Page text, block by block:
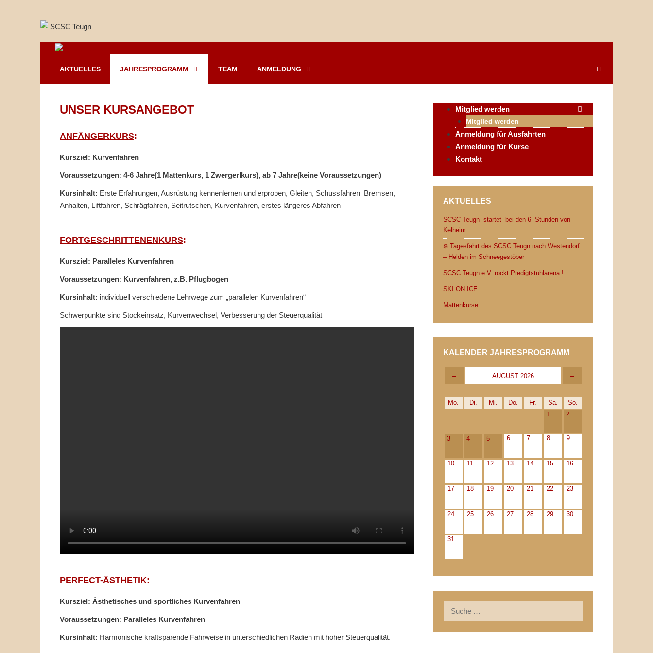
AKTUELLES JAHRESPROGRAMM TEAM ANMELDUNG
UNSER KURSANGEBOT
ANFÄNGERKURS:
Kursziel: Kurvenfahren
Voraussetzungen: 4-6 Jahre(1 Mattenkurs, 1 Zwergerlkurs), ab 7 Jahre(keine Voraussetzungen)
Kursinhalt: Erste Erfahrungen, Ausrüstung kennenlernen und erproben, Gleiten, Schussfahren, Bremsen,
Anhalten, Liftfahren, Schrägfahren, Seitrutschen, Kurvenfahren, erstes längeres Abfahren
FORTGESCHRITTENENKURS:
Kursziel: Paralleles Kurvenfahren
Voraussetzungen: Kurvenfahren, z.B. Pflugbogen
Kursinhalt: individuell verschiedene Lehrwege zum „parallelen Kurvenfahren“
Schwerpunkte sind Stockeinsatz, Kurvenwechsel, Verbesserung der Steuerqualität
PERFECT-ÄSTHETIK:
Kursziel: Ästhetisches und sportliches Kurvenfahren
Voraussetzungen: Paralleles Kurvenfahren
Kursinhalt: Harmonische kraftsparende Fahrweise in unterschiedlichen Radien mit hoher Steuerqualität.
Mitglied werden
Mitglied werden
Anmeldung für Ausfahrten
Anmeldung für Kurse
Kontakt
AKTUELLES
SCSC Teugn startet bei den 6 Stunden von
Kelheim
❄️ Tagesfahrt des SCSC Teugn nach Westendorf
– Helden im Schneegestöber
SCSC Teugn e.V. rockt Predigtstuhlarena !
SKI ON ICE
Mattenkurse
KALENDER JAHRESPROGRAMM
← AUGUST 2026 →
Mo. Di. Mi. Do. Fr. Sa.
So.
1
2
3 4 5 6 7 8 9
10 11 12 13 14 15 16
17 18 19 20 21 22 23
24 25 26 27 28 29 30
31
nach: